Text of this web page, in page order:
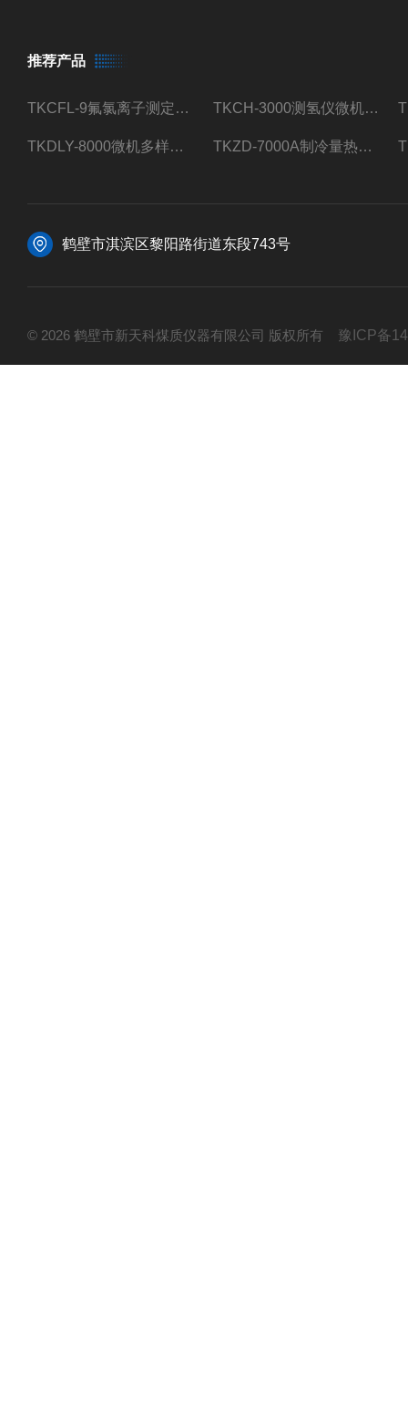
推荐产品
TKCFL-9氟氯离子测定仪自动煤质检测 TKCH-3000测氢仪微机氢元素测定煤质检测
TKDLY-8000微机多样测硫仪自动定硫仪化验室硫含量测定 TKZD-7000A制冷量热仪自动升降热值仪煤质检测
鹤壁市淇滨区黎阳路街道东段743号
© 2026 鹤壁市新天科煤质仪器有限公司 版权所有 豫ICP备